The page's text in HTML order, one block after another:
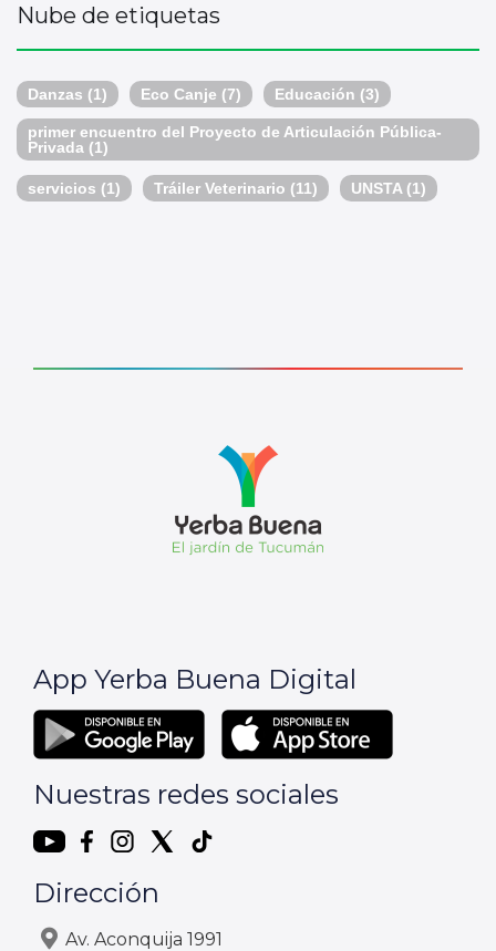
Nube de etiquetas
Danzas (1) Eco Canje (7) Educación (3)
primer encuentro del Proyecto de Articulación Pública-
Privada (1)
servicios (1) Tráiler Veterinario (11) UNSTA (1)
App Yerba Buena Digital
Nuestras redes sociales
Dirección
Av. Aconquija 1991